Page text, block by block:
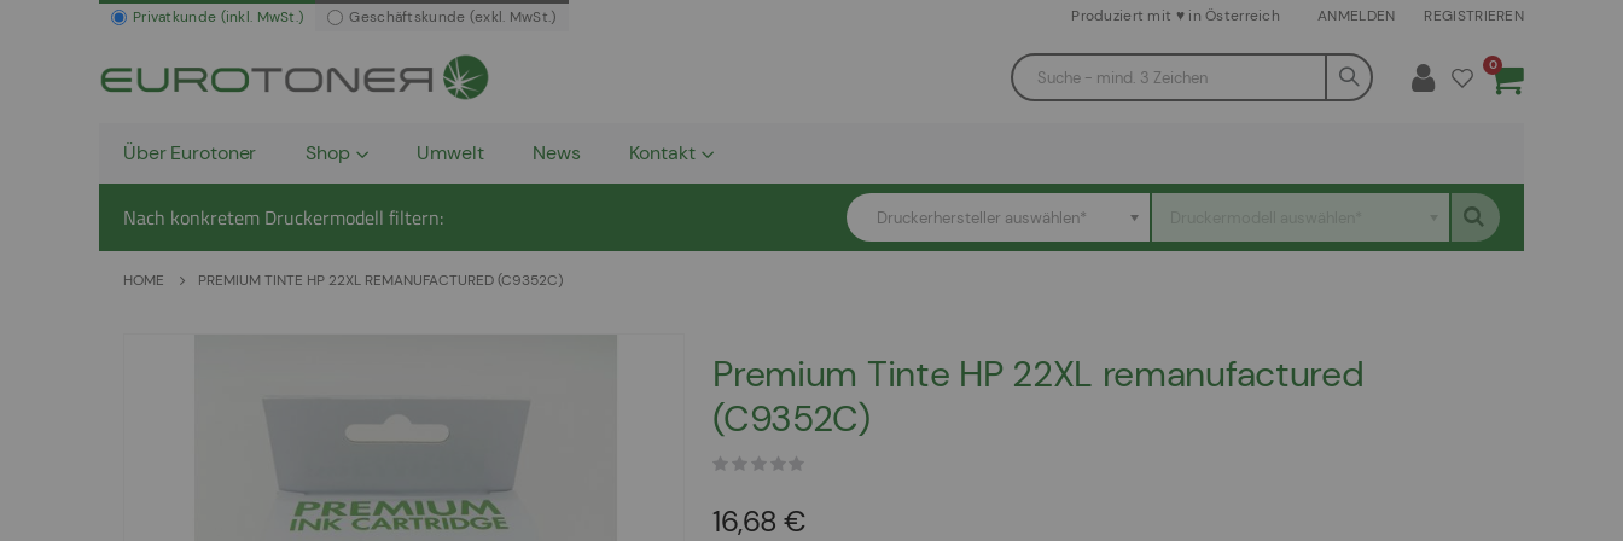
Privatkunde (inkl. MwSt.) Geschäftskunde (exkl. MwSt.) Produziert mit ♥ in Österreich ANMELDEN REGISTRIEREN
Warenkorb
0Artikel
Über Eurotoner Shop Umwelt News Kontakt
Nach konkretem Druckermodell filtern: Druckerhersteller auswählen*
HOME PREMIUM TINTE HP 22XL REMANUFACTURED (C9352C)
Premium Tinte HP 22XL remanufactured
(C9352C)
16,68 €